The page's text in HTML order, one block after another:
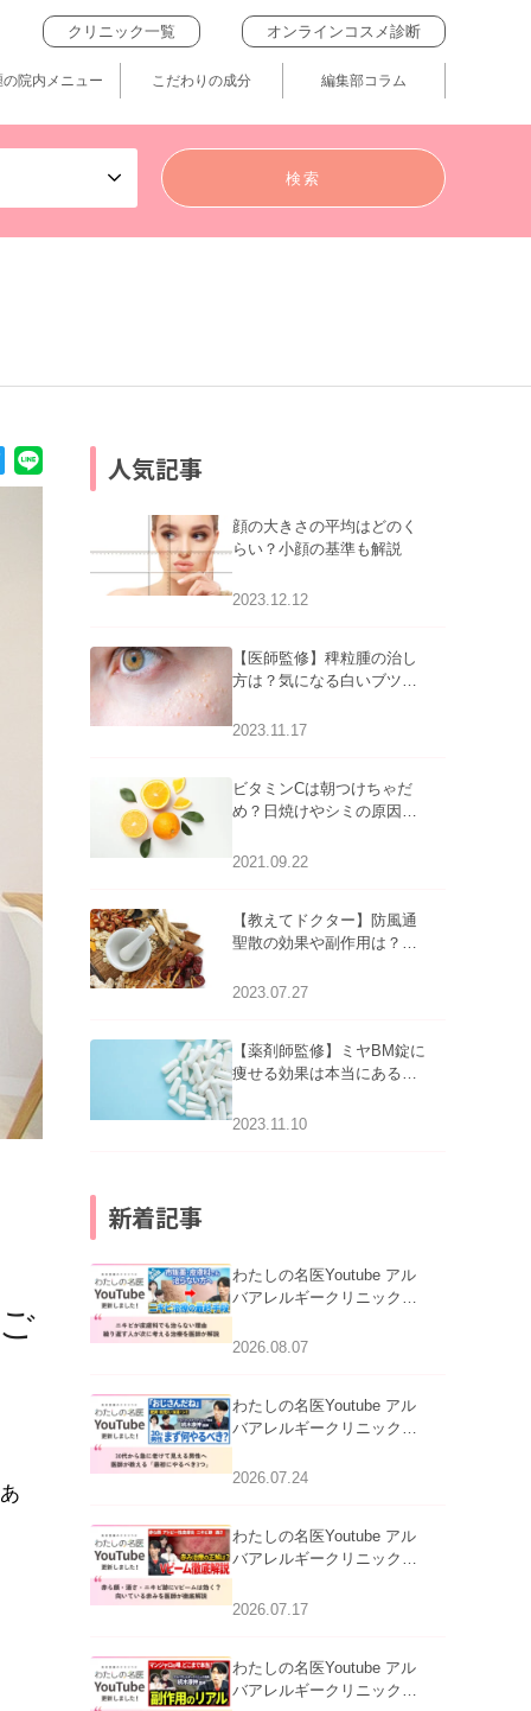
クリニック一覧 オンラインコスメ診断
の院内メニュー こだわりの成分 編集部コラム
人気記事
顔の大きさの平均はどのく
らい？小顔の基準も解説
2023.12.12
【医師監修】稗粒腫の治し
方は？気になる白いブツブ
アについて
2023.11.17
ビタミンCは朝つけちゃだ
め？日焼けやシミの原因に
2021.09.22
【教えてドクター】防風通
聖散の効果や副作用は？長
2023.07.27
【薬剤師監修】ミヤBM錠に
痩せる効果は本当にある
2023.11.10
新着記事
わたしの名医Youtube アル
バアレルギークリニック札
らない理由｜繰り返す人が
2026.08.07
わたしの名医Youtube アル
バアレルギークリニック札
える男性へ｜医師が教える
2026.07.24
わたしの名医Youtube アル
バアレルギークリニック札
跡にVビームは効く？向い
2026.07.17
わたしの名医Youtube アル
バアレルギークリニック札